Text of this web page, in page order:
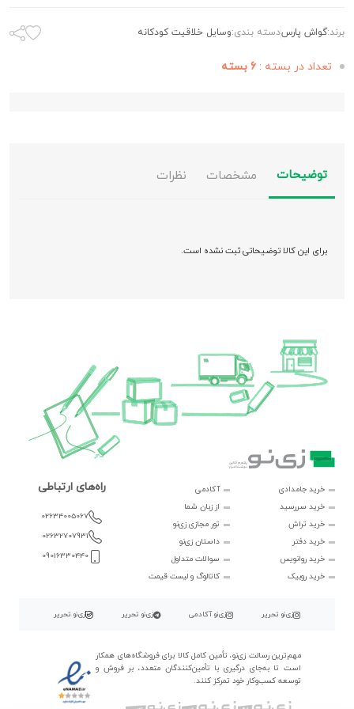
برند:گواش پارسدسته بندی:وسایل خلاقیت کودکانه
تعداد در بسته : 6 بسته
توضیحات مشخصات نظرات
برای این کالا توضیحاتی ثبت نشده است.
خرید جامدادی
خرید سررسید
خرید تراش
خرید دفتر
خرید روانویس
خرید روبیک
آکادمی
از زبان شما
تور مجازی زی‌نو
داستان زی‌نو
سوالات متداول
کاتالوگ و لیست قیمت
راه‌های ارتباطی
02634005067
02632707931
09016330440
زی‌نو تحریر زی‌نو آکادمی زی‌نو تحریر زی‌نو تحریر
مهم‌ترین رسالت زی‌نو، تأمین کامل کالا برای فروشگاه‌های همکار
است تا به‌جای درگیری با تأمین‌کنندگان متعدد، بر فروش و
توسعه کسب‌وکار خود تمرکز کنند.